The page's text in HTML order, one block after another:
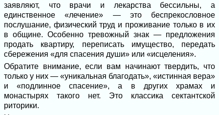
заявляют, что врачи и лекарства бессильны, а
единственное «лечение» — это беспрекословное
послушание, физический труд и проживание только в их
в общине. Особенно тревожный знак — предложения
продать квартиру, переписать имущество, передать
сбережения «для спасения души» или «исцеления».
Обратите внимание, если вам начинают твердить, что
только у них — «уникальная благодать», «истинная вера»
и «подлинное спасение», а в других храмах и
монастырях такого нет. Это классика сектантской
риторики.